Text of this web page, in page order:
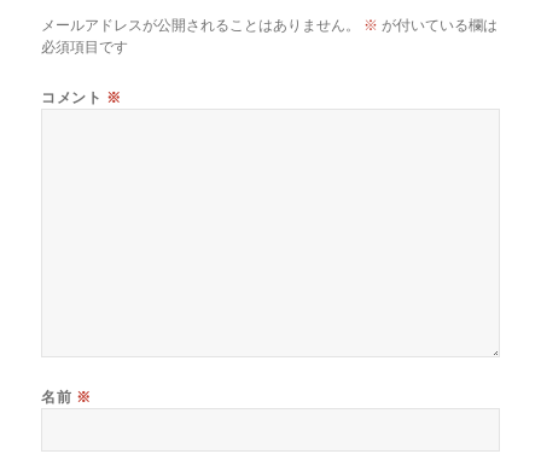
メールアドレスが公開されることはありません。 ※ が付いている欄は
必須項目です
コメント ※
名前 ※